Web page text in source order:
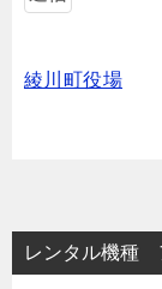
綾川町役場
レンタル機種